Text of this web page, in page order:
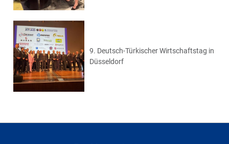
9. Deutsch-Türkischer Wirtschaftstag in
Düsseldorf